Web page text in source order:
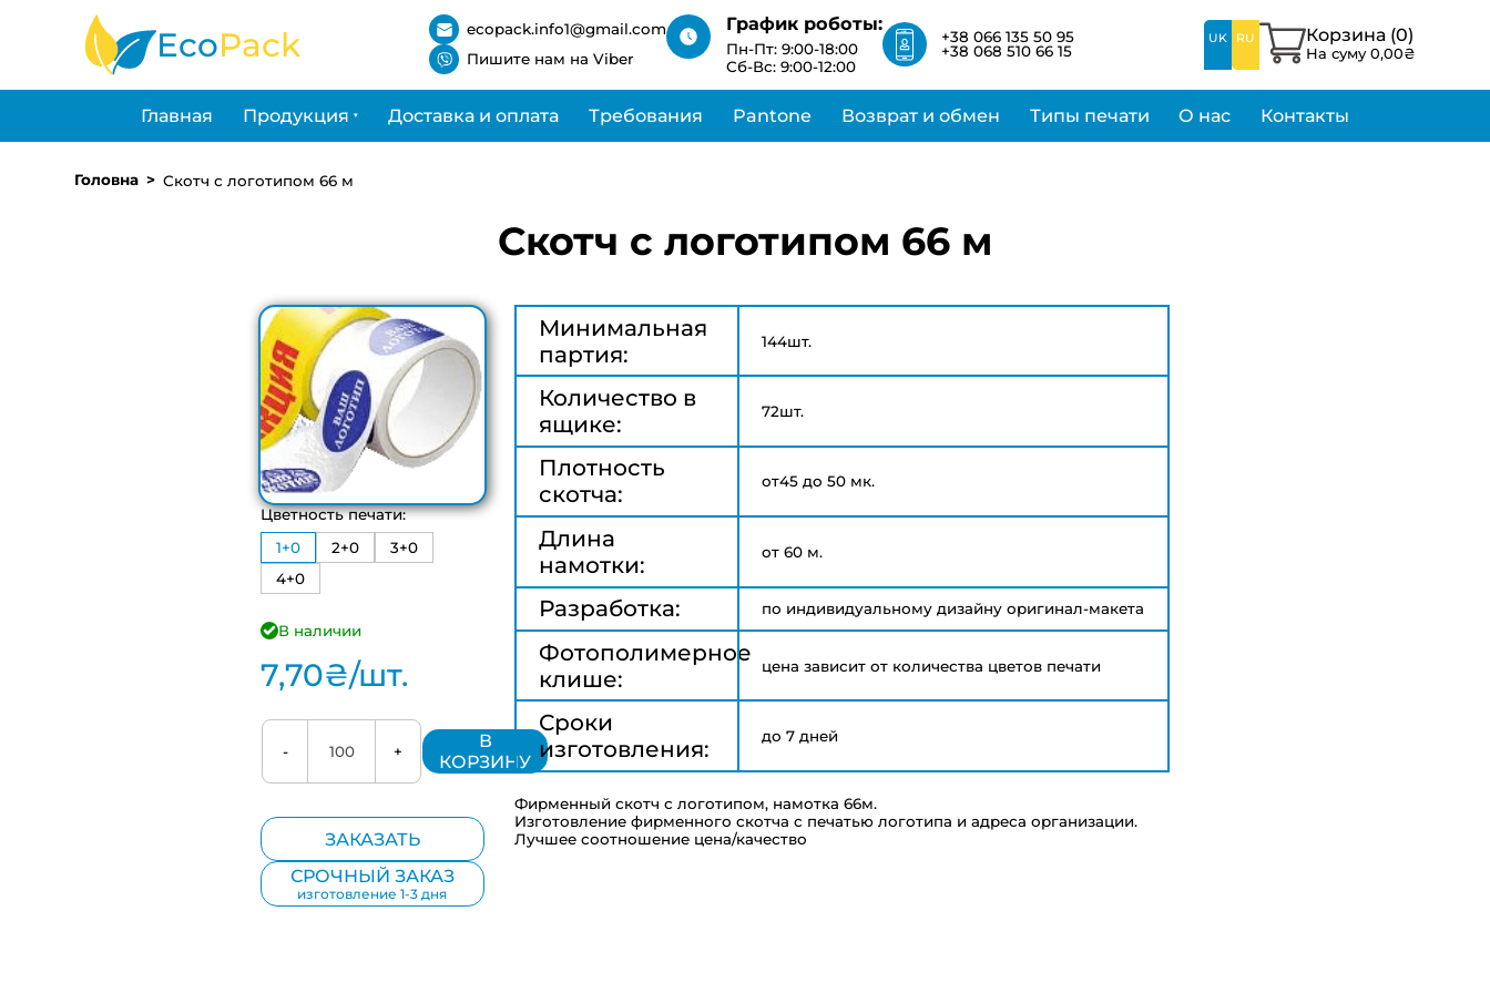
EcoPack
ecopack.info1@gmail.com
Пишите нам на Viber
График роботы:
Пн-Пт: 9:00-18:00
Сб-Вс: 9:00-12:00
+38 066 135 50 95
+38 068 510 66 15
UK RU Корзина (0)
На суму0,00₴
Главная Продукция Доставка и оплата Требования Pantone Возврат и обмен Типы печати О нас Контакты
Но мы обязательно
свяжемся с вами в
ближайшее время
изготовления 1-3
стоимости
Головна Скотч с логотипом 66 м
Скотч с логотипом 66 м
Цветность печати:
1+0
2+0
3+0
4+0
В наличии
7,70₴/шт.
- +
В
КОРЗИНУ
ЗАКАЗАТЬ
СРОЧНЫЙ ЗАКАЗ
изготовление 1-3 дня
Минимальная
партия:
144шт.
Количество в
ящике:
72шт.
Плотность
скотча:
от45 до 50 мк.
Длина
намотки:
от 60 м.
Разработка: по индивидуальному дизайну оригинал-макета
Фотополимерное
клише:
цена зависит от количества цветов печати
Сроки
изготовления:
до 7 дней
Фирменный скотч с логотипом, намотка 66м.
Изготовление фирменного скотча с печатью логотипа и адреса организации.
Лучшее соотношение цена/качество